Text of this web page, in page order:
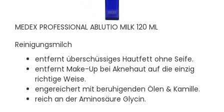
MEDEX PROFESSIONAL ABLUTIO MILK 120 ML
Reinigungsmilch
entfernt überschüssiges Hautfett ohne Seife.
entfernt Make-Up bei Aknehaut auf die einzig
richtige Weise.
engereichert mit beruhigenden Ölen & Kamille.
reich an der Aminosäure Glycin.